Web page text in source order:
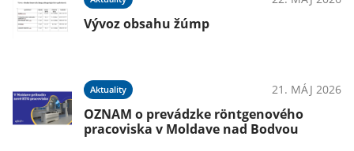
Vývoz obsahu žúmp
Aktuality 21. MÁJ 2026
OZNAM o prevádzke röntgenového
pracoviska v Moldave nad Bodvou